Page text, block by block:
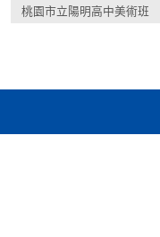
桃園市立陽明高中美術班